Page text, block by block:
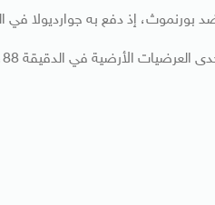
به جوارديولا في الدقيقة 82 بدلًا من